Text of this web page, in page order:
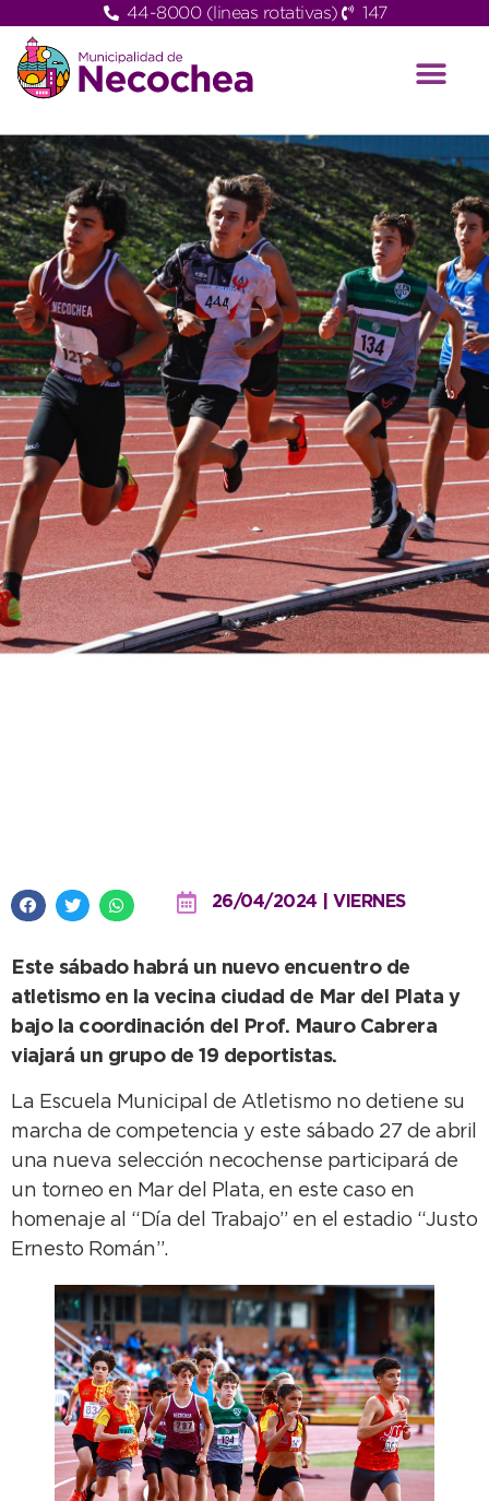
44-8000 (lineas rotativas) 147
26/04/2024 | VIERNES
Este sábado habrá un nuevo encuentro de
atletismo en la vecina ciudad de Mar del Plata y
bajo la coordinación del Prof. Mauro Cabrera
viajará un grupo de 19 deportistas.
La Escuela Municipal de Atletismo no detiene su
marcha de competencia y este sábado 27 de abril
una nueva selección necochense participará de
un torneo en Mar del Plata, en este caso en
homenaje al “Día del Trabajo” en el estadio “Justo
Ernesto Román”.